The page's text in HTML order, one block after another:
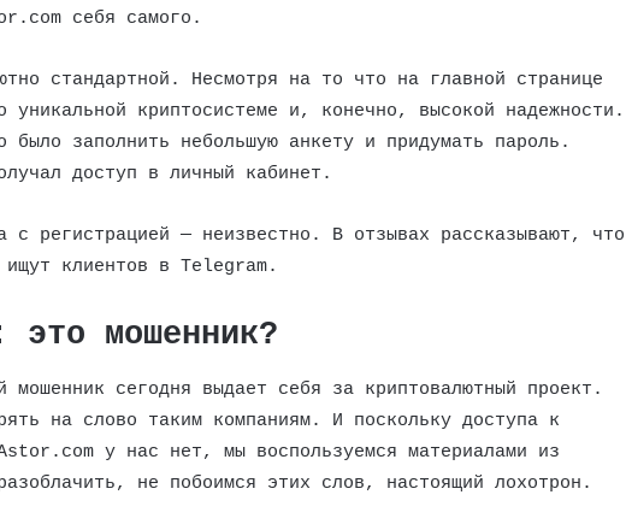
себя самого.
стандартной. Несмотря на то что на главной странице
уникальной криптосистеме и, конечно, высокой надежности.
было заполнить небольшую анкету и придумать пароль.
доступ в личный кабинет.
с регистрацией — неизвестно. В отзывах рассказывают, что
клиентов в Telegram.
это мошенник?
мошенник сегодня выдает себя за криптовалютный проект.
на слово таким компаниям. И поскольку доступа к
у нас нет, мы воспользуемся материалами из
не побоимся этих слов, настоящий лохотрон.